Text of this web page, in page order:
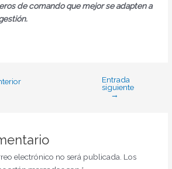
de comando que mejor se adapten a
Entrada
siguiente
→
electrónico no será publicada. Los